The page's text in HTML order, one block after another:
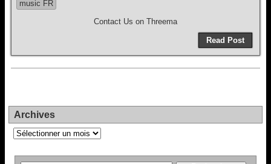
music FR
Contact Us on Threema
Read Post
Archives
Archives